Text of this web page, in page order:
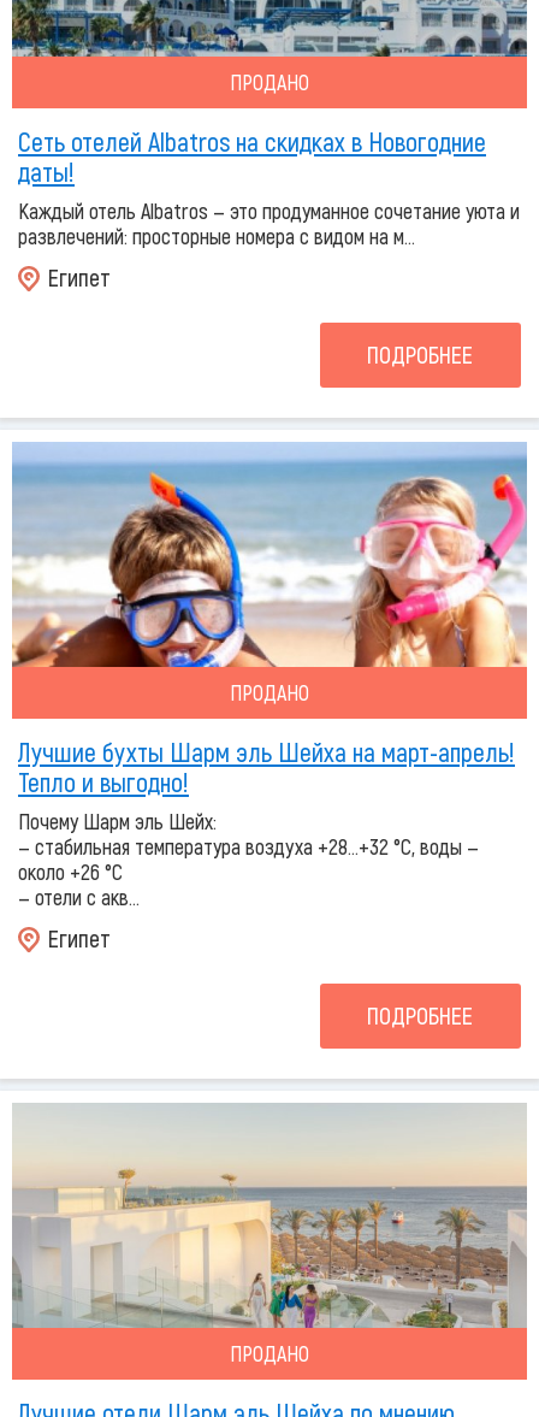
ПРОДАНО
Сеть отелей Albatros на скидках в Новогодние
даты!
Каждый отель Albatros — это продуманное сочетание уюта и
развлечений: просторные номера с видом на м...
Египет
ПОДРОБНЕЕ
ПРОДАНО
Лучшие бухты Шарм эль Шейха на март-апрель!
Тепло и выгодно!
Почему Шарм эль Шейх:
— стабильная температура воздуха +28…+32 °C, воды —
около +26 °C
— отели с акв...
Египет
ПОДРОБНЕЕ
ПРОДАНО